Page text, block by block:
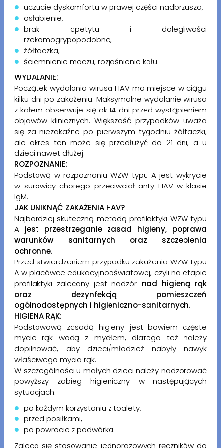
uczucie dyskomfortu w prawej części nadbrzusza,
osłabienie,
brak apetytu i dolegliwości
rzekomogrypopodobne,
żółtaczka,
ściemnienie moczu, rozjaśnienie kału.
WYDALANIE:
Początek wydalania wirusa HAV ma miejsce w ciągu
kilku dni po zakażeniu. Maksymalne wydalanie wirusa
z kałem obserwuje się ok 14 dni przed wystąpieniem
objawów klinicznych. Większość przypadków uważa
się za niezakaźne po pierwszym tygodniu żółtaczki,
ale okres ten może się przedłużyć do 21 dni, a u
dzieci nawet dłużej.
ROZPOZNANIE:
Podstawą w rozpoznaniu WZW typu A jest wykrycie
w surowicy chorego przeciwciał anty HAV w klasie
IgM.
JAK UNIKNĄĆ ZAKAŻENIA HAV?
Najbardziej skuteczną metodą profilaktyki WZW typu
A jest przestrzeganie zasad higieny, poprawa
warunków sanitarnych oraz szczepienia
ochronne.
Przed stwierdzeniem przypadku zakażenia WZW typu
A w placówce edukacyjnooświatowej, czyli na etapie
profilaktyki zalecany jest nadzór nad higieną rąk
oraz dezynfekcją pomieszczeń
ogólnodostępnych i higieniczno-sanitarnych.
HIGIENA RĄK:
Podstawową zasadą higieny jest bowiem częste
mycie rąk wodą z mydłem, dlatego też należy
dopilnować, aby dzieci/młodzież nabyły nawyk
właściwego mycia rąk.
W szczególności u małych dzieci należy nadzorować
powyższy zabieg higieniczny w następujących
sytuacjach:
po każdym korzystaniu z toalety,
przed posiłkami,
po powrocie z podwórka.
Zaleca się stosowanie jednorazowych ręczników do